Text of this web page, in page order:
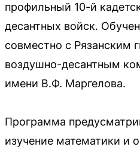
профильный 10-й
десантных войск.
совместно с Рязанским
воздушно-десантным
имени В.Ф. Маргелова.
Программа
изучение математики и